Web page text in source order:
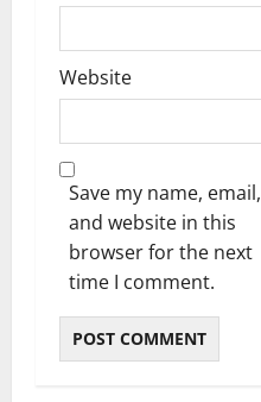
Website
Save my name, email,
and website in this
browser for the next
time I comment.